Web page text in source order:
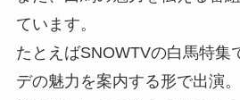
ています。
たとえばSNOWTVの白馬特集
デの魅力を案内する形で出演。